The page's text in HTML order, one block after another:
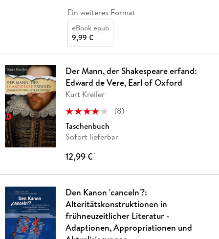
Ein weiteres Format
eBook epub
9,99 €
Der Mann, der Shakespeare erfand:
Edward de Vere, Earl of Oxford
Kurt Kreiler
(8)
Taschenbuch
Sofort lieferbar
12,99 €*
Den Kanon 'canceln'?:
Alteritätskonstruktionen in
frühneuzeitlicher Literatur -
Adaptionen, Appropriationen und